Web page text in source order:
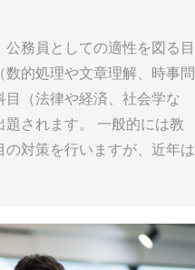
務員としての適性を図る目
数的処理や文章理解、時事問
目（法律や経済、社会学な
題されます。 一般的には教
の対策を行いますが、近年は